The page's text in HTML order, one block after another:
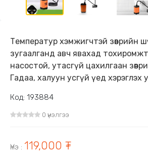
Температур хэмжигчтэй зөөврийн
зугаалганд авч явахад
насостой, утасгүй цахилгаан
Гадаа, халуун усгүй үед хэрэглэх
Код: 193884
0 үнэлгээ
Үнэ : 119,000 ₮